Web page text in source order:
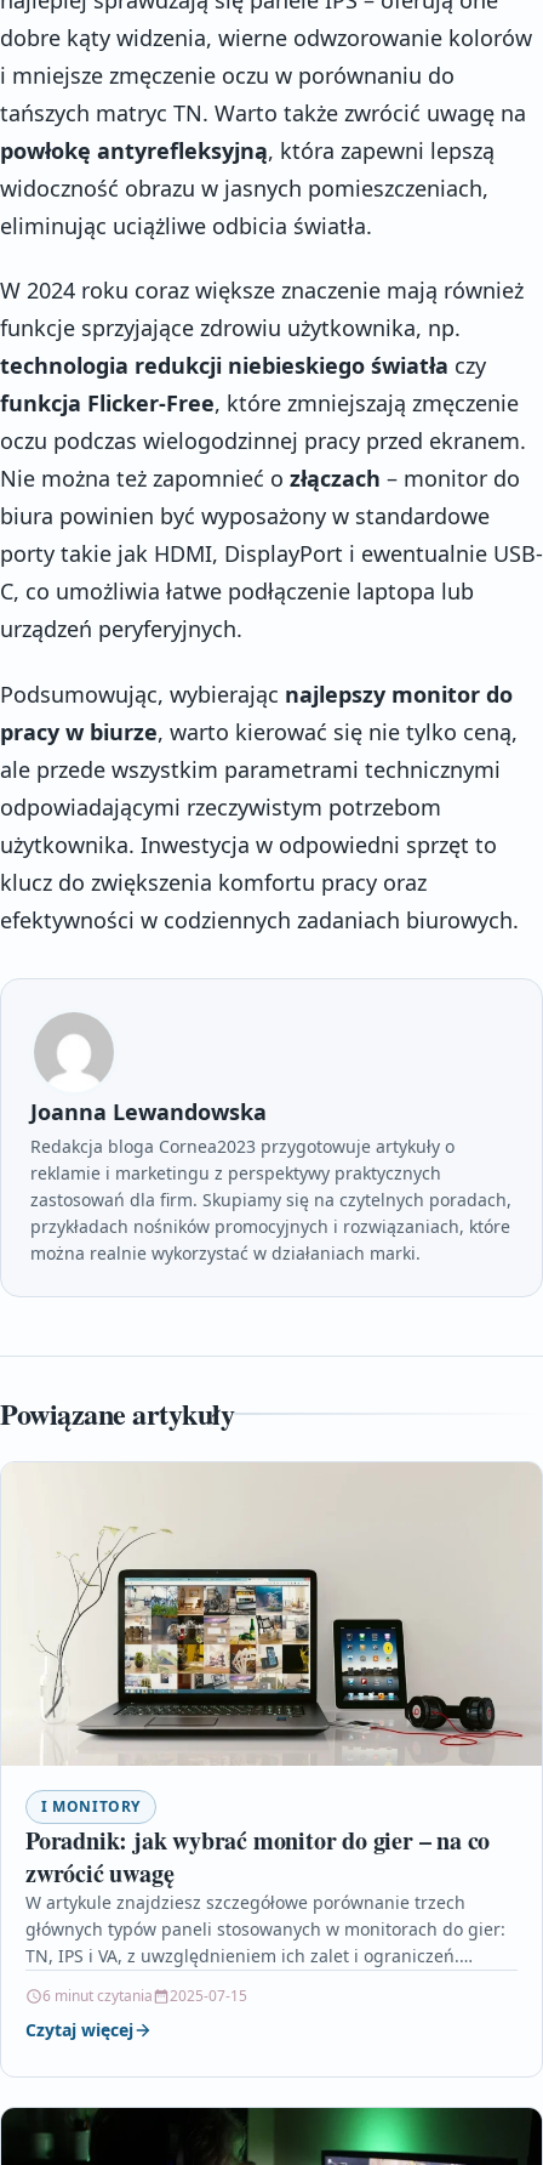
dobre kąty widzenia, wierne odwzorowanie kolorów
i mniejsze zmęczenie oczu w porównaniu do
tańszych matryc TN. Warto także zwrócić uwagę na
powłokę antyrefleksyjną, która zapewni lepszą
widoczność obrazu w jasnych pomieszczeniach,
eliminując uciążliwe odbicia światła.
W 2024 roku coraz większe znaczenie mają również
funkcje sprzyjające zdrowiu użytkownika, np.
technologia redukcji niebieskiego światła czy
funkcja Flicker-Free, które zmniejszają zmęczenie
oczu podczas wielogodzinnej pracy przed ekranem.
Nie można też zapomnieć o złączach – monitor do
biura powinien być wyposażony w standardowe
porty takie jak HDMI, DisplayPort i ewentualnie USB-
C, co umożliwia łatwe podłączenie laptopa lub
urządzeń peryferyjnych.
Podsumowując, wybierając najlepszy monitor do
pracy w biurze, warto kierować się nie tylko ceną,
ale przede wszystkim parametrami technicznymi
odpowiadającymi rzeczywistym potrzebom
użytkownika. Inwestycja w odpowiedni sprzęt to
klucz do zwiększenia komfortu pracy oraz
efektywności w codziennych zadaniach biurowych.
Joanna Lewandowska
Redakcja bloga Cornea2023 przygotowuje artykuły o
reklamie i marketingu z perspektywy praktycznych
zastosowań dla firm. Skupiamy się na czytelnych poradach,
przykładach nośników promocyjnych i rozwiązaniach, które
można realnie wykorzystać w działaniach marki.
Powiązane artykuły
I MONITORY
Poradnik: jak wybrać monitor do gier – na co
zwrócić uwagę
W artykule znajdziesz szczegółowe porównanie trzech
głównych typów paneli stosowanych w monitorach do gier:
TN, IPS i VA, z uwzględnieniem ich zalet i ograniczeń.…
6 minut czytania 2025-07-15
Czytaj więcej